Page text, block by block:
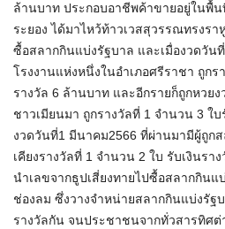
ล้านบาท ประกอบอาชีพค้าขายอยู่ในพื้น
ระยอง ได้มาไหว้ท้าวเวสสุวรรณทรงรา
ซื้อสลากกินแบ่งรัฐบาล และเมื่องวดวัน
โรงงานแห่งหนึ่งในอำเภอศรีราชา ถูกร
รางวัล 6 ล้านบาท และอีกรายก็ถูกหวย
ชาวเมียนมา ถูกรางวัลที่ 1 จำนวน 3 ใ
งวดวันที่1 มีนาคม2566 ที่ผ่านมามีผู้ถูก
เคียงรางวัลที่ 1 จำนวน 2 ใบ รับเงินรา
นำเลขจากธูปเสี่ยงทายไปซื้อสลากกินแ
ช่องลม ซึ่งวางจำหน่ายสลากกินแบ่งรัฐ
รางวัลกัน จนประชาชนจากทั่วสารทิศ